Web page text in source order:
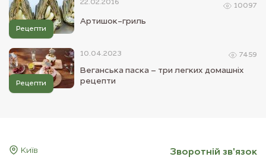
22.02.2016
Рецепти
Артишок-гриль
10097
10.04.2023
Рецепти
Веганська паска – три легких домашніх
рецепти
7459
Київ Зворотнiй зв'язок